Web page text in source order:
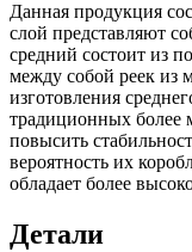
Данная продукция
слой представляют
средний состоит из
между собой реек из
изготовления
традиционных более
повысить
вероятность их
обладает более
Детали